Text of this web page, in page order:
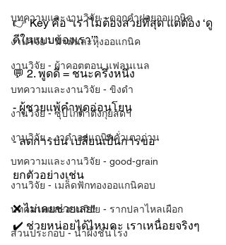
บทความและงานวิจัย - ดอกคำฝอยออแกนิค
งานวิจัย - น้ำมันละหุ่งออแกนิค
งานวิจัย - ผ้าคอตตอน แฟลนเนล
บทความและงานวิจัย - ขิงดำ
งานวิจัย - ซุปไก่ดำตังกุยสดฯ
งานวิจัย - งาดำออแกนิคคั่วเตาถ่าน
บทความและงานวิจัย - good-grain
งานวิจัย - เมล็ดฟักทองออแกนิคอบ
บทความและงานวิจัย - รากปลาไหลเผือก
ส่วนประกอบ - น้ำผึ้งชันโรง
👉 Key คือ “เราไม่ต้องสวยที่สุด แต่ต้อง ‘ดู
ดีในแบบของเรา’”
💬 2. พูดดี = ชนะครึ่งหนึ่ง
- ผู้ชายแพ้คำพูดอ่อนโยน
- ลดการบ่น เปลี่ยนเป็นการขอ
ยกตัวอย่างเช่น
❌ ไม่เคยช่วยเลย!
✔️ ช่วยหน่อยได้ไหมคะ เราเหนื่อยจริงๆ